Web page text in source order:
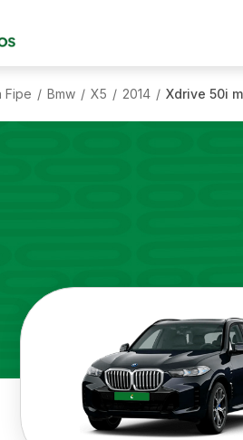
Fipe / Bmw / X5 / 2014 / Xdrive 50i